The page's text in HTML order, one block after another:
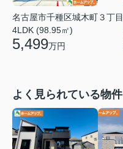
名古屋市千種区城木町３丁目
4LDK (98.95㎡)
5,499万円
よく見られている物件